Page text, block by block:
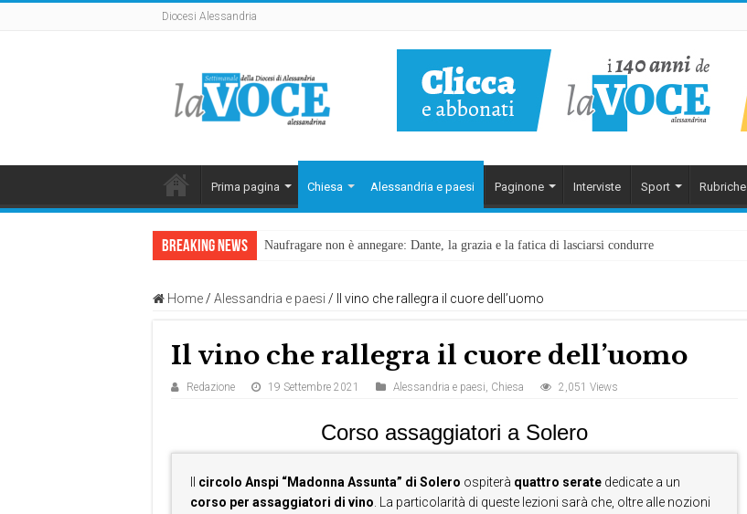
Diocesi Alessandria
Prima pagina Chiesa Alessandria e paesi Paginone Interviste Sport Rubriche
Breaking News Naufragare non è annegare: Dante, la grazia e la fatica di lasciarsi condurre
Home / Alessandria e paesi / Il vino che rallegra il cuore dell’uomo
Il vino che rallegra il cuore dell’uomo
Redazione 19 Settembre 2021 Alessandria e paesi, Chiesa 2,051 Views
Corso assaggiatori a Solero
circolo Anspi “Madonna Assunta” di Solero ospiterà quattro serate dedicate a un
corso per assaggiatori di vino. La particolarità di queste lezioni sarà che, oltre alle nozioni